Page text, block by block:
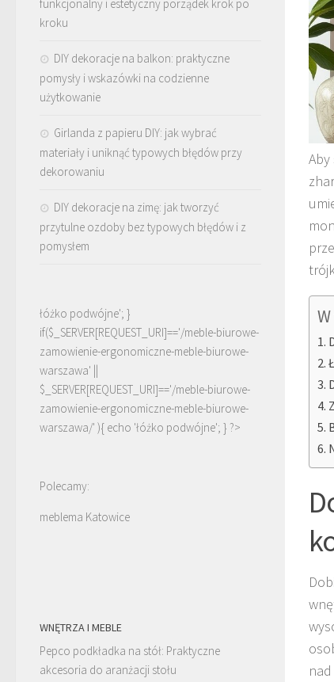
funkcjonalny i estetyczny porządek krok po
kroku
DIY dekoracje na balkon: praktyczne
pomysły i wskazówki na codzienne
użytkowanie
Girlanda z papieru DIY: jak wybrać
materiały i uniknąć typowych błędów przy
dekorowaniu
DIY dekoracje na zimę: jak tworzyć
przytulne ozdoby bez typowych błędów i z
pomysłem
łóżko podwójne'; }
if($_SERVER[REQUEST_URI]=='/meble-biurowe-
zamowienie-ergonomiczne-meble-biurowe-
warszawa' ||
$_SERVER[REQUEST_URI]=='/meble-biurowe-
zamowienie-ergonomiczne-meble-biurowe-
warszawa/' ){ echo 'łóżko podwójne'; } ?>
Polecamy:
meblema Katowice
WNĘTRZA I MEBLE
Pepco podkładka na stół: Praktyczne
akcesoria do aranżacji stołu